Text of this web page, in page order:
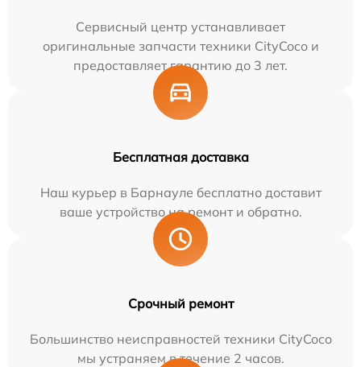
Сервисный центр устанавливает
оригинальные запчасти техники CityCoco и
предоставляет гарантию до 3 лет.
Бесплатная доставка
Наш курьер в Барнауле бесплатно доставит
ваше устройство на ремонт и обратно.
Срочный ремонт
Большинство неисправностей техники CityCoco
мы устраняем в течение 2 часов.